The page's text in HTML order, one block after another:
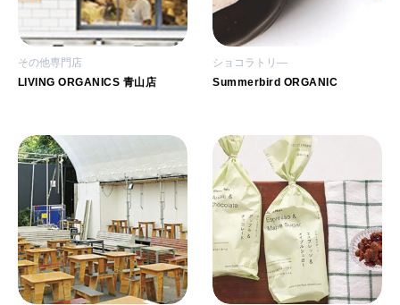
その他専門店
LIVING ORGANICS 青山店
ショコラトリ―
Summerbird ORGANIC